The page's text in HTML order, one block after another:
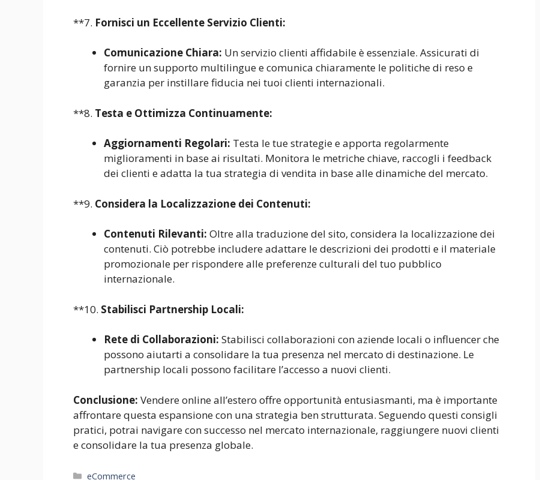
**7. Fornisci un Eccellente Servizio Clienti:
Comunicazione Chiara: Un servizio clienti affidabile è essenziale. Assicurati di
fornire un supporto multilingue e comunica chiaramente le politiche di reso e
garanzia per instillare fiducia nei tuoi clienti internazionali.
**8. Testa e Ottimizza Continuamente:
Aggiornamenti Regolari: Testa le tue strategie e apporta regolarmente
miglioramenti in base ai risultati. Monitora le metriche chiave, raccogli i feedback
dei clienti e adatta la tua strategia di vendita in base alle dinamiche del mercato.
**9. Considera la Localizzazione dei Contenuti:
Contenuti Rilevanti: Oltre alla traduzione del sito, considera la localizzazione dei
contenuti. Ciò potrebbe includere adattare le descrizioni dei prodotti e il materiale
promozionale per rispondere alle preferenze culturali del tuo pubblico
internazionale.
**10. Stabilisci Partnership Locali:
Rete di Collaborazioni: Stabilisci collaborazioni con aziende locali o influencer che
possono aiutarti a consolidare la tua presenza nel mercato di destinazione. Le
partnership locali possono facilitare l’accesso a nuovi clienti.
Conclusione: Vendere online all’estero offre opportunità entusiasmanti, ma è importante
affrontare questa espansione con una strategia ben strutturata. Seguendo questi consigli
pratici, potrai navigare con successo nel mercato internazionale, raggiungere nuovi clienti
e consolidare la tua presenza globale.
Categorie
eCommerce